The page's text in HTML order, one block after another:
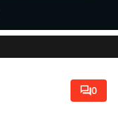
0